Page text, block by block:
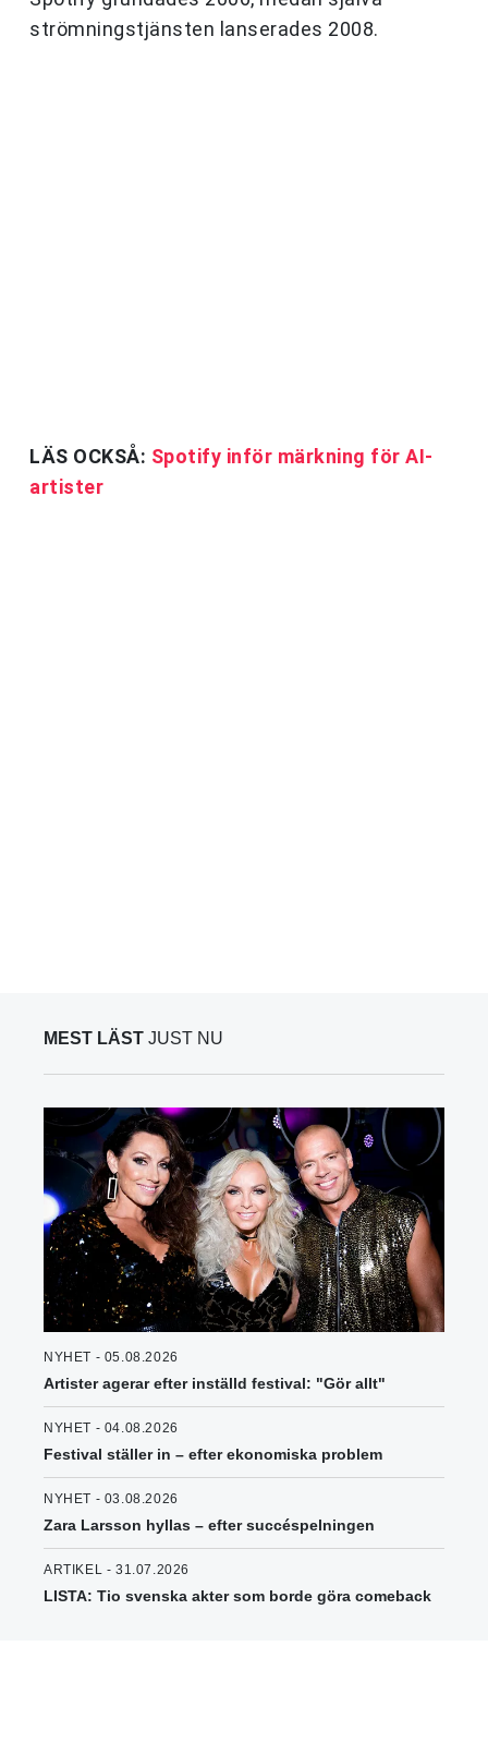
strömningstjänsten lanserades 2008.
LÄS OCKSÅ: Spotify inför märkning för AI-
artister
MEST LÄST JUST NU
NYHET - 05.08.2026
Artister agerar efter inställd festival: "Gör allt"
NYHET - 04.08.2026
Festival ställer in – efter ekonomiska problem
NYHET - 03.08.2026
Zara Larsson hyllas – efter succéspelningen
ARTIKEL - 31.07.2026
LISTA: Tio svenska akter som borde göra comeback